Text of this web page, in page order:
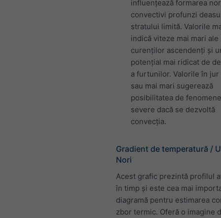
influențează formarea
convectivi profunzi
stratului limită. Valorile
indică viteze mai mari ale
curenților ascendenți și
potențial mai ridicat de
a furtunilor. Valorile în jur
sau mai mari sugerează
posibilitatea de
severe dacă se dezvoltă
convecția.
Gradient de temperatură /
Nori
Acest grafic prezintă profilul
în timp și este cea mai
diagramă pentru estimarea
zbor termic. Oferă o imagine